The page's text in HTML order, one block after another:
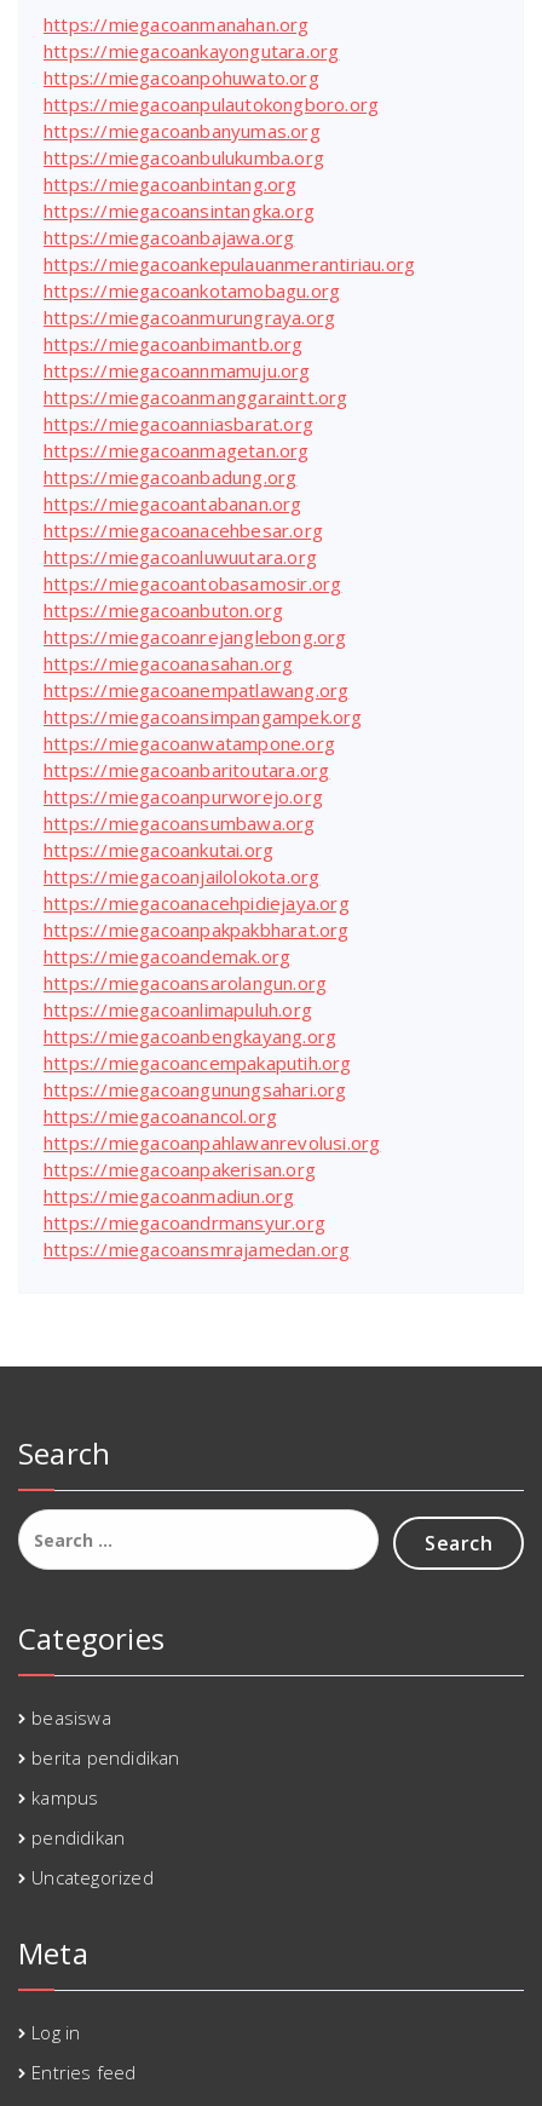
https://miegacoanmanahan.org
https://miegacoankayongutara.org
https://miegacoanpohuwato.org
https://miegacoanpulautokongboro.org
https://miegacoanbanyumas.org
https://miegacoanbulukumba.org
https://miegacoanbintang.org
https://miegacoansintangka.org
https://miegacoanbajawa.org
https://miegacoankepulauanmerantiriau.org
https://miegacoankotamobagu.org
https://miegacoanmurungraya.org
https://miegacoanbimantb.org
https://miegacoannmamuju.org
https://miegacoanmanggaraintt.org
https://miegacoanniasbarat.org
https://miegacoanmagetan.org
https://miegacoanbadung.org
https://miegacoantabanan.org
https://miegacoanacehbesar.org
https://miegacoanluwuutara.org
https://miegacoantobasamosir.org
https://miegacoanbuton.org
https://miegacoanrejanglebong.org
https://miegacoanasahan.org
https://miegacoanempatlawang.org
https://miegacoansimpangampek.org
https://miegacoanwatampone.org
https://miegacoanbaritoutara.org
https://miegacoanpurworejo.org
https://miegacoansumbawa.org
https://miegacoankutai.org
https://miegacoanjailolokota.org
https://miegacoanacehpidiejaya.org
https://miegacoanpakpakbharat.org
https://miegacoandemak.org
https://miegacoansarolangun.org
https://miegacoanlimapuluh.org
https://miegacoanbengkayang.org
https://miegacoancempakaputih.org
https://miegacoangunungsahari.org
https://miegacoanancol.org
https://miegacoanpahlawanrevolusi.org
https://miegacoanpakerisan.org
https://miegacoanmadiun.org
https://miegacoandrmansyur.org
https://miegacoansmrajamedan.org
Search
Search
for:
Categories
beasiswa
berita pendidikan
kampus
pendidikan
Uncategorized
Meta
Log in
Entries feed